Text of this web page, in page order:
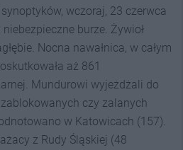
wczoraj, 23 czerwca
burze. Żywioł
Nocna nawałnica, w całym
aż 861
Mundurowi wyjeżdżali do
czy zalanych
w Katowicach (157).
z Rudy Śląskiej (48